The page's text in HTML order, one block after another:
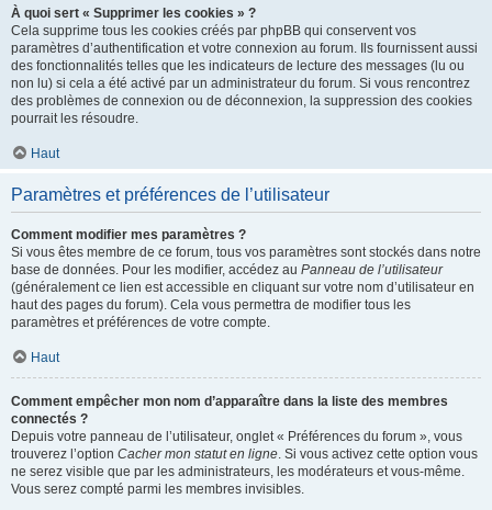
À quoi sert « Supprimer les cookies » ?
Cela supprime tous les cookies créés par phpBB qui conservent vos
paramètres d’authentification et votre connexion au forum. Ils fournissent aussi
des fonctionnalités telles que les indicateurs de lecture des messages (lu ou
non lu) si cela a été activé par un administrateur du forum. Si vous rencontrez
des problèmes de connexion ou de déconnexion, la suppression des cookies
pourrait les résoudre.
Haut
Paramètres et préférences de l’utilisateur
Comment modifier mes paramètres ?
Si vous êtes membre de ce forum, tous vos paramètres sont stockés dans notre
base de données. Pour les modifier, accédez au Panneau de l’utilisateur
(généralement ce lien est accessible en cliquant sur votre nom d’utilisateur en
haut des pages du forum). Cela vous permettra de modifier tous les
paramètres et préférences de votre compte.
Haut
Comment empêcher mon nom d’apparaître dans la liste des membres
connectés ?
Depuis votre panneau de l’utilisateur, onglet « Préférences du forum », vous
trouverez l’option Cacher mon statut en ligne. Si vous activez cette option vous
ne serez visible que par les administrateurs, les modérateurs et vous-même.
Vous serez compté parmi les membres invisibles.